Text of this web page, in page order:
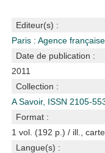
Editeur(s) :
Paris : Agence
Date de publication :
2011
Collection :
A Savoir, ISSN 2105-
Format :
1 vol. (192 p.) / ill.,
Langue(s) :